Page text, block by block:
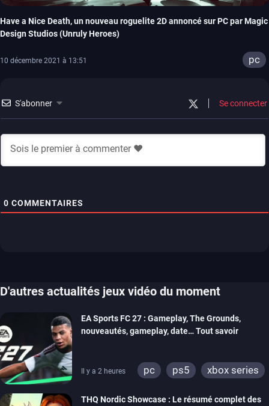
Have a Nice Death, un nouveau roguelite 2D annoncé sur PC par Magic
Design Studios (Unruly Heroes)
10 décembre 2021 à 13:51 pc
S'abonner Se connecter
0 COMMENTAIRES
D'autres actualités jeux vidéo du moment
EA Sports FC 27 : Gameplay, The Grounds,
nouveautés, gameplay, date… Tout savoir
Il y a 2 heures pc ps5
xbox series
THQ Nordic Showcase : Le résumé complet des